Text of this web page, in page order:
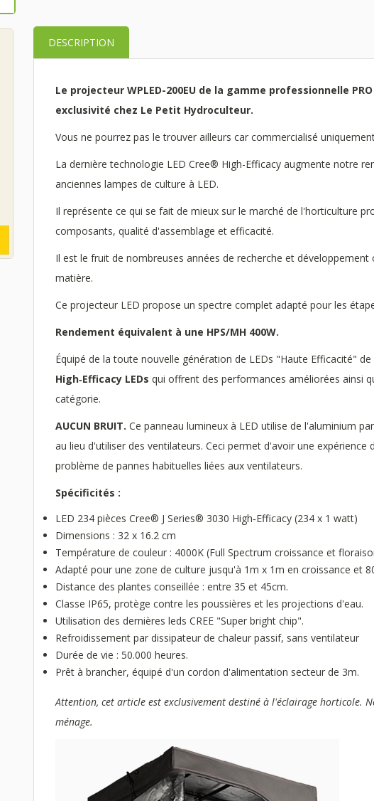
DESCRIPTION
Le projecteur WPLED-200EU de la gamme professionnelle
exclusivité chez Le Petit Hydroculteur.
Vous ne pourrez pas le trouver ailleurs car commercialisé
La dernière technologie LED Cree® High-Efficacy augmente notre
anciennes lampes de culture à LED.
Il représente ce qui se fait de mieux sur le marché de l'horticulture
composants, qualité d'assemblage et efficacité.
Il est le fruit de nombreuses années de recherche et
matière.
Ce projecteur LED propose un spectre complet adapté pour les
Rendement équivalent à une HPS/MH 400W.
Équipé de la toute nouvelle génération de LEDs "Haute Efficacité" de
High‑Efficacy LEDs qui offrent des performances améliorées ainsi
catégorie.
AUCUN BRUIT. Ce panneau lumineux à LED utilise de l'aluminium
au lieu d'utiliser des ventilateurs. Ceci permet d'avoir une
problème de pannes habituelles liées aux ventilateurs.
Spécificités :
LED 234 pièces Cree® J Series® 3030 High‑Efficacy (234 x 1 watt)
Dimensions : 32 x 16.2 cm
Température de couleur : 4000K (Full Spectrum croissance et
Adapté pour une zone de culture jusqu'à 1m x 1m en croissance et
Distance des plantes conseillée : entre 35 et 45cm.
Classe IP65, protège contre les poussières et les projections d'eau.
Utilisation des dernières leds CREE "Super bright chip".
Refroidissement par dissipateur de chaleur passif, sans ventilateur
Durée de vie : 50.000 heures.
Prêt à brancher, équipé d'un cordon d'alimentation secteur de 3m.
Attention, cet article est exclusivement destiné à l'éclairage horticole.
ménage.